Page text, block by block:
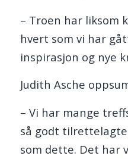
– Troen har liksom
hvert som vi har
inspirasjon og nye
Judith Asche
– Vi har mange
så godt
som dette. Det har